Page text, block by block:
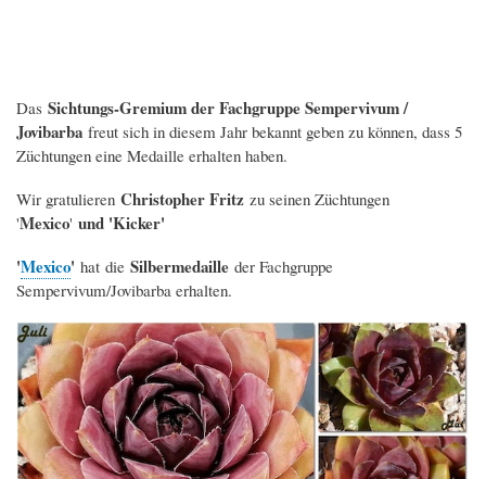
Das Sichtungs-Gremium der Fachgruppe Sempervivum /
Jovibarba freut sich in diesem Jahr bekannt geben zu können, dass 5
Züchtungen eine Medaille erhalten haben.
Wir gratulieren Christopher Fritz zu seinen Züchtungen
'Mexico' und 'Kicker'
'Mexico' hat die Silbermedaille der Fachgruppe
Sempervivum/Jovibarba erhalten.